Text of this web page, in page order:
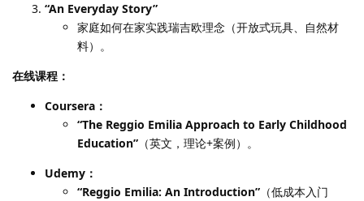
“An Everyday Story”
家庭如何在家实践瑞吉欧理念（开放式玩具、自然材
料）。
在线课程：
Coursera：
“The Reggio Emilia Approach to Early Childhood
Education” （英文，理论+案例）。
Udemy：
“Reggio Emilia: An Introduction” （低成本入门